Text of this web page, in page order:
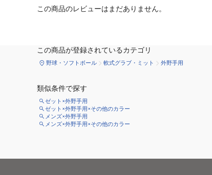
この商品のレビューはまだありません。
この商品が登録されているカテゴリ
野球・ソフトボール 軟式グラブ・ミット 外野手用
類似条件で探す
ゼット×外野手用
ゼット×外野手用×その他のカラー
メンズ×外野手用
メンズ×外野手用×その他のカラー